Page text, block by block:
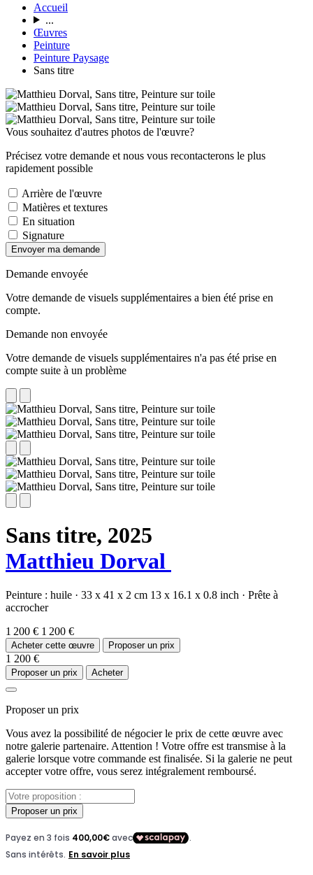
Accueil
...
Œuvres
Peinture
Peinture Paysage
Sans titre
Vous souhaitez d'autres photos de l'œuvre?
Précisez votre demande et nous vous recontacterons le plus
rapidement possible
Arrière de l'œuvre
Matières et textures
En situation
Signature
Envoyer ma demande
Demande envoyée
Votre demande de visuels supplémentaires a bien été prise en
compte.
Demande non envoyée
Votre demande de visuels supplémentaires n'a pas été prise en
compte suite à un problème
Sans titre, 2025
Matthieu Dorval
Peinture : huile · 33 x 41 x 2 cm 13 x 16.1 x 0.8 inch · Prête à
accrocher
1 200 € 1 200 €
Acheter cette œuvre Proposer un prix
1 200 €
Proposer un prix Acheter
Proposer un prix
Vous avez la possibilité de négocier le prix de cette œuvre avec
notre galerie partenaire. Attention ! Votre offre est transmise à la
galerie lorsque votre commande est finalisée. Si la galerie ne peut
accepter votre offre, vous serez intégralement remboursé.
Proposer un prix